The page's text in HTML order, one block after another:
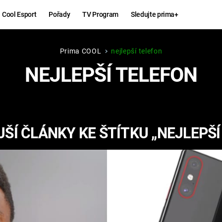
Cool Esport Pořady TV Program Sledujte prima+
Hry
KINGDOM
COME:
Zábava
CHUCK
NORRIS
Prima COOL nejlepší telefon
NEJLEPŠÍ TELEFON
ČLÁNKY KE ŠTÍTKU „NEJLEPŠÍ